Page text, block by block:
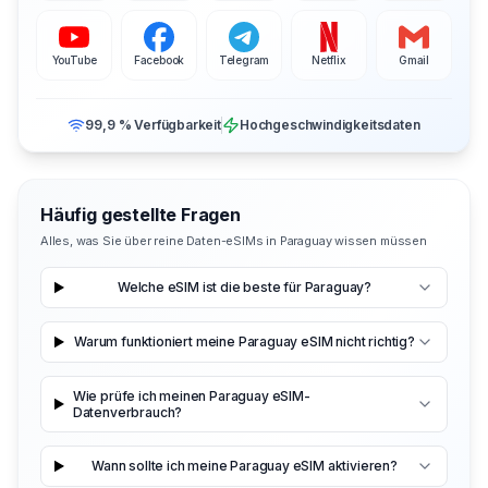
YouTube Facebook Telegram Netflix Gmail
99,9 % Verfügbarkeit Hochgeschwindigkeitsdaten
Häufig gestellte Fragen
Alles, was Sie über reine Daten-eSIMs in Paraguay wissen müssen
Welche eSIM ist die beste für Paraguay?
Warum funktioniert meine Paraguay eSIM nicht richtig?
Wie prüfe ich meinen Paraguay eSIM-
Datenverbrauch?
Wann sollte ich meine Paraguay eSIM aktivieren?